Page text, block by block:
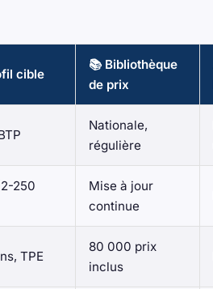
cible
📚 Bibliothèque
de prix
Nationale,
régulière
250
Mise à jour
continue
TPE
80 000 prix
inclus